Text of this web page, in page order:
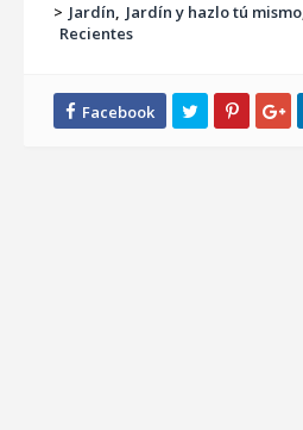
> Jardín Jardín y hazlo tú mismo
Recientes